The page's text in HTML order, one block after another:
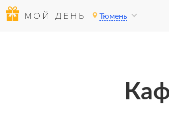
МОЙ ДЕНЬ Тюмень